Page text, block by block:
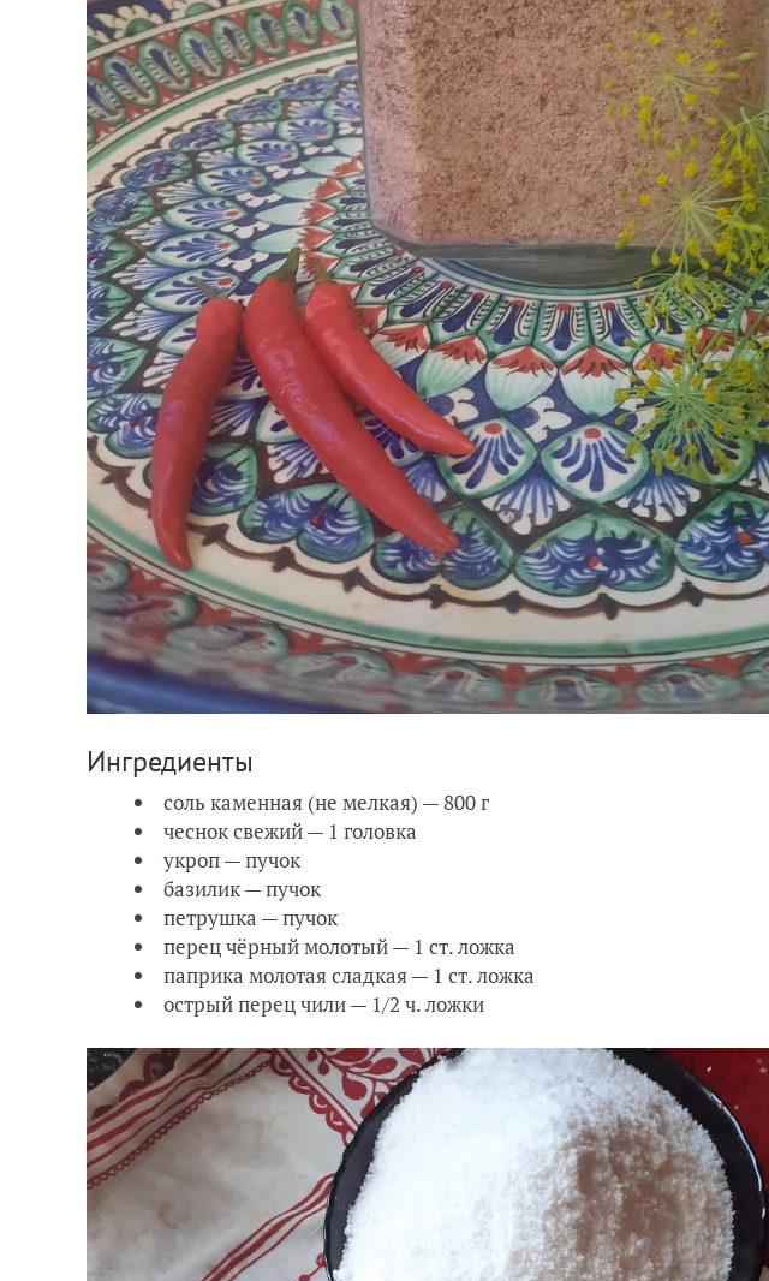
Ингредиенты
соль каменная (не мелкая) — 800 г
чеснок свежий — 1 головка
укроп — пучок
базилик — пучок
петрушка — пучок
перец чёрный молотый — 1 ст. ложка
паприка молотая сладкая — 1 ст. ложка
острый перец чили — 1/2 ч. ложки